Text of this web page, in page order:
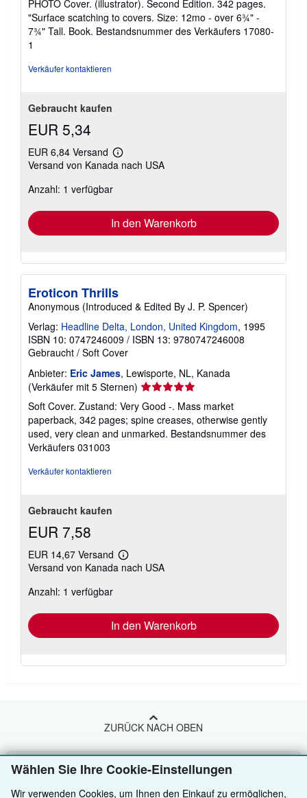
Wählen Sie Ihre Cookie-Einstellungen
Wir verwenden Cookies, um Ihnen den Einkauf zu ermöglichen,
e
n
5
Sternen
PHOTO Cover. (illustrator). Second Edition. 342 pages.
"Surface scatching to covers. Size: 12mo - over 6¾" -
7¾" Tall. Book. Bestandsnummer des Verkäufers 17080-
1
Verkäufer kontaktieren
Gebraucht kaufen
EUR 5,34
EUR 6,84 Versand
Weitere
Informationen
Versand von Kanada nach USA
Anzahl: 1 verfügbar
In den Warenkorb
Eroticon Thrills
Anonymous (Introduced & Edited By J. P. Spencer)
Verlag: Headline Delta, London, United Kingdom, 1995
ISBN 10: 0747246009 / ISBN 13: 9780747246008
Gebraucht / Soft Cover
Anbieter: Eric James, Lewisporte, NL, Kanada
(Verkäufer mit 5 Sternen) Verkäuferbewertung
5
von
5
Sternen
Soft Cover. Zustand: Very Good -. Mass market
paperback, 342 pages; spine creases, otherwise gently
used, very clean and unmarked. Bestandsnummer des
Verkäufers 031003
Verkäufer kontaktieren
Gebraucht kaufen
EUR 7,58
EUR 14,67 Versand
Weitere
Informationen
Versand von Kanada nach USA
Anzahl: 1 verfügbar
In den Warenkorb
ZURÜCK NACH OBEN
Kaufen
Detailsuche
Anbieten